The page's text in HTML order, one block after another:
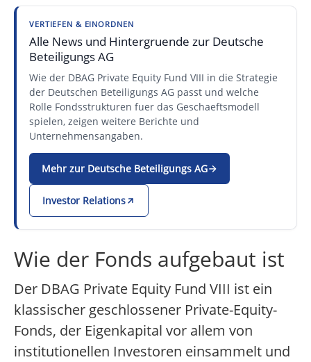
VERTIEFEN & EINORDNEN
Alle News und Hintergruende zur Deutsche
Beteiligungs AG
Wie der DBAG Private Equity Fund VIII in die Strategie
der Deutschen Beteiligungs AG passt und welche
Rolle Fondsstrukturen fuer das Geschaeftsmodell
spielen, zeigen weitere Berichte und
Unternehmensangaben.
Mehr zur Deutsche Beteiligungs AG
Investor Relations
Wie der Fonds aufgebaut ist
Der DBAG Private Equity Fund VIII ist ein
klassischer geschlossener Private-Equity-
Fonds, der Eigenkapital vor allem von
institutionellen Investoren einsammelt und